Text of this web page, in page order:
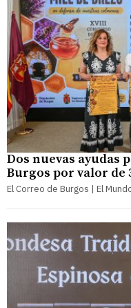
Dos nuevas ayudas
Burgos por valor de
El Correo de Burgos | El